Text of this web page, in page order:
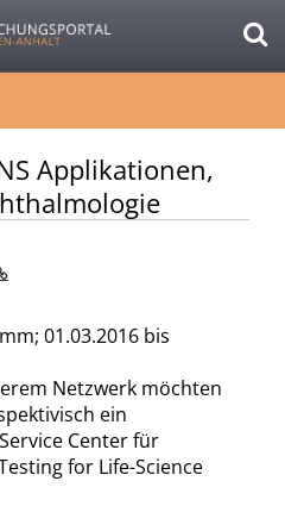
Applikationen,
01.03.2016 bis
Netzwerk möchten
ein
Center für
for Life-Science